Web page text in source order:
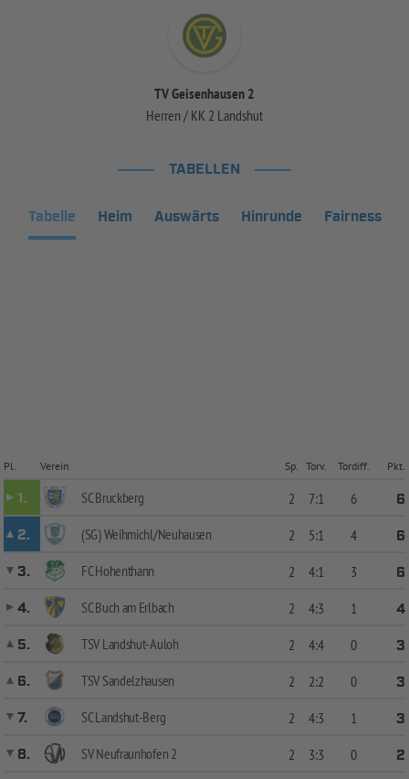
TV Geisenhausen 2
Herren / KK 2 Landshut
TABELLEN
Tabelle Heim Auswärts Hinrunde Fairness
Pl. Verein Sp. Torv. Tordiff. Pkt.
1. SC Bruckberg 2 7:1 6
6
2.
(SG) Weihmichl/Neuhausen 2 5:1 4
6
3.
FC Hohenthann 2 4:1 3
6
4.
SC Buch am Erlbach 2 4:3 1
4
5.
TSV Landshut-Auloh 2 4:4 0
3
6.
TSV Sandelzhausen 2 2:2 0
3
7.
SC Landshut-Berg 2 4:3 1
3
8.
SV Neufraunhofen 2 2 3:3 0
2